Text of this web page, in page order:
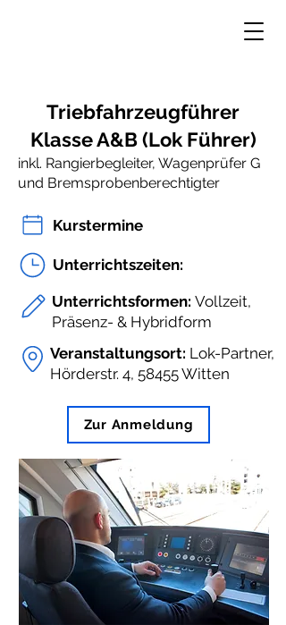
Triebfahrzeugführer
Klasse A&B (Lok Führer)
inkl. Rangierbegleiter, Wagenprüfer G
und Bremsprobenberechtigter
Kurstermine
Unterrichtszeiten:
Unterrichtsformen: Vollzeit,
Präsenz- & Hybridform
Veranstaltungsort: Lok-Partner,
Hörderstr. 4, 58455 Witten
Zur Anmeldung